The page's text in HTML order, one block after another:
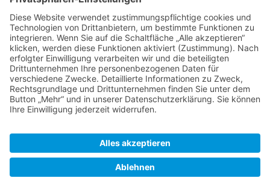
70173 Stuttgart
T: 0711 29 39 20
kontakt@kaestner-stuttgart.de
Unsere Öffnungszeiten
Montag bis Samstag:
10:00 Uhr – 19:00 Uhr
Pflichtangaben
Impressum
Datenschutzerklärung
Kontakt